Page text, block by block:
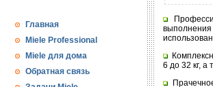
Главная
Miele Professional
Miele для дома
Обратная связь
6 до 32 кг,